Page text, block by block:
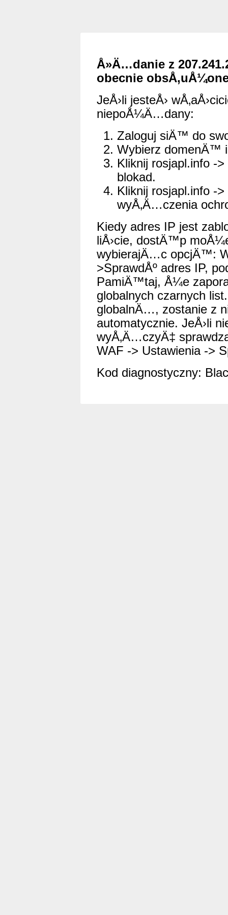
Å»Ä…danie z
obecnie
JeÅ›li jesteÅ›
niepoÅ¼Ä…dany:
Zaloguj siÄ™ do
Wybierz domenÄ™ i
Kliknij rosjapl.info -
blokad.
Kliknij rosjapl.info -
wyÅ‚Ä…czenia
Kiedy adres IP jest
liÅ›cie, dostÄ™p
wybierajÄ…c opcjÄ™:
>SprawdÅº adres IP,
PamiÄ™taj, Å¼e
globalnych czarnych
globalnÄ…, zostanie z
automatycznie. JeÅ›li
wyÅ‚Ä…czyÄ‡
WAF -> Ustawienia ->
Kod diagnostyczny: